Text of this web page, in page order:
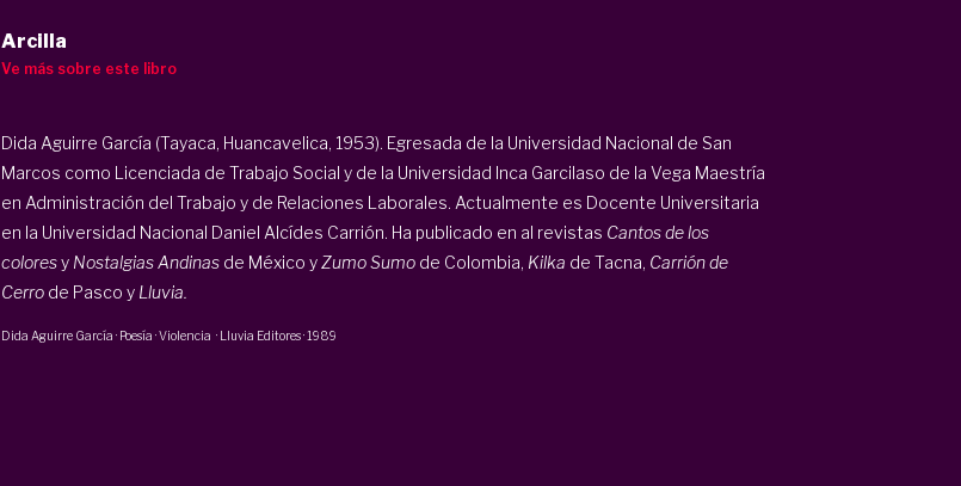
Arcilla
Ve más sobre este libro
Dida Aguirre García (Tayaca, Huancavelica, 1953). Egresada de la Universidad Nacional de San
Marcos como Licenciada de Trabajo Social y de la Universidad Inca Garcilaso de la Vega Maestría
en Administración del Trabajo y de Relaciones Laborales. Actualmente es Docente Universitaria
en la Universidad Nacional Daniel Alcídes Carrión. Ha publicado en al revistas Cantos de los
coloresy Nostalgias Andinasde México yZumo Sumode Colombia, Kilka de Tacna, Carrión de
Cerrode Pasco y Lluvia.
Dida Aguirre García · Poesía · Violencia · Lluvia Editores·1989